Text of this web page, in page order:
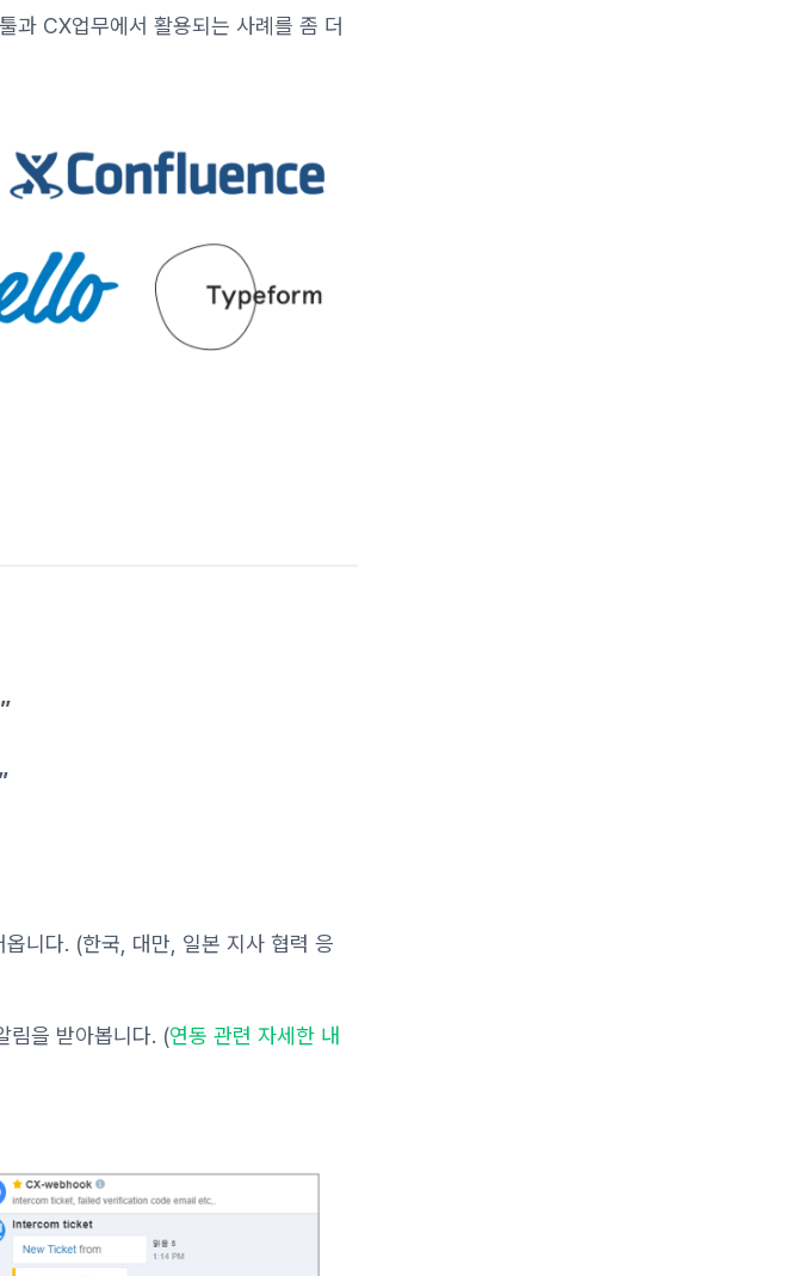
과 CX업무에서 활용되는 사례를 좀 더
니다. (한국, 대만, 일본 지사 협력 응
을 받아봅니다. (연동 관련 자세한 내